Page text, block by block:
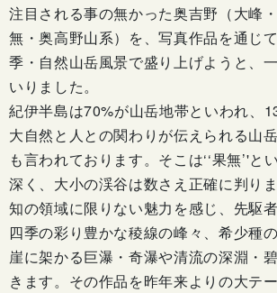
注目される事の無かった奥吉野（大峰
無・奥高野山系）を、写真作品を通じ
季・自然山岳風景で盛り上げようと、
いりました。
紀伊半島は70%が山岳地帯といわれ、
大自然と人との関わりが伝えられる山
も言われております。そこは‘‘果無’'と
深く、大小の渓谷は数さえ正確に判り
知の領域に限りない魅力を感じ、先駆者
四季の彩り豊かな稜線の峰々、希少種
崖に架かる巨瀑・奇瀑や清流の深淵・
きます。その作品を昨年来よりの大テー